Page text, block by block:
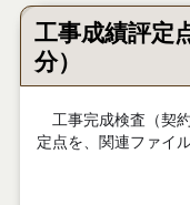
工事成績評定
分）
工事完成検査（契
定点を、関連ファイ